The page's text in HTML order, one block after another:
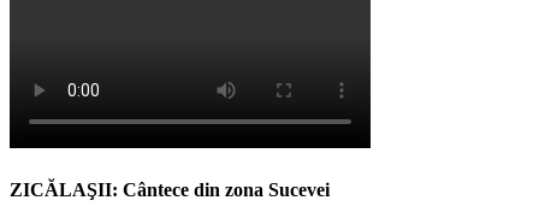
ZICĂLAŞII: Cântece din zona Sucevei